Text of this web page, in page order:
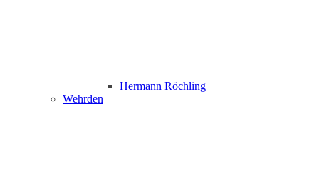
Hermann Röchling
Wehrden